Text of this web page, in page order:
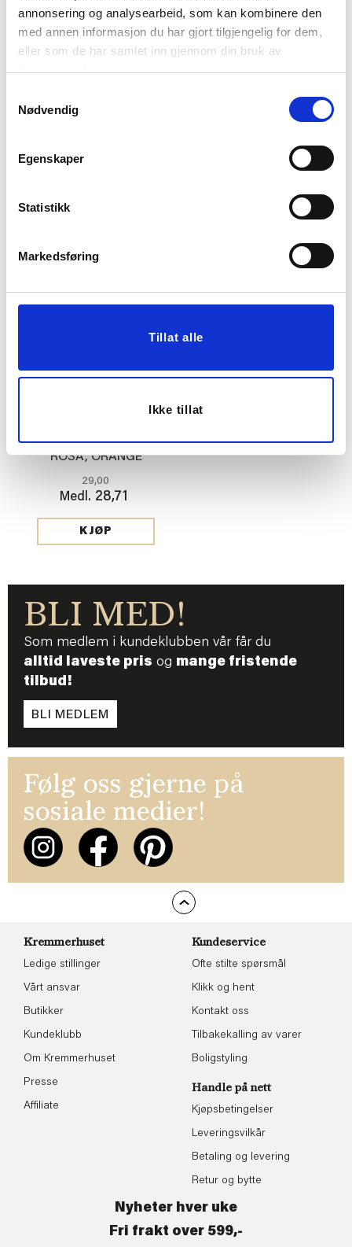
annonsering og analysearbeid, som kan kombinere den
med annen informasjon du har gjort tilgjengelig for dem,
eller som de har samlet inn gjennom din bruk av
tjenestene deres.
Nødvendig
Egenskaper
Statistikk
Markedsføring
Tillat alle
Ikke tillat
HÅRSTRIKK
ULL/PERLE
Medl.
HÅRSTRIKK,
28,71
HÅRSTRIKK, BLÅ,
ROSA, ORANGE
29,00
Medl. 28,71
KJØP
BLI MED!
Som medlem i kundeklubben vår får du
alltid laveste pris og mange fristende
tilbud!
BLI MEDLEM
Følg oss gjerne på
sosiale medier!
Kremmerhuset
Ledige stillinger
Vårt ansvar
Butikker
Kundeklubb
Om Kremmerhuset
Presse
Affiliate
Kundeservice
Ofte stilte spørsmål
Klikk og hent
Kontakt oss
Tilbakekalling av varer
Boligstyling
Handle på nett
Kjøpsbetingelser
Leveringsvilkår
Betaling og levering
Retur og bytte
Nyheter hver uke
Fri frakt over 599,-